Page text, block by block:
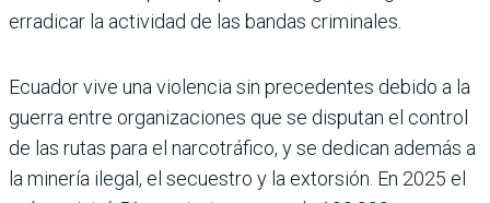
erradicar la actividad de las bandas criminales.
Ecuador vive una violencia sin precedentes debido a la
guerra entre organizaciones que se disputan el control
de las rutas para el narcotráfico, y se dedican además a
la minería ilegal, el secuestro y la extorsión. En 2025 el